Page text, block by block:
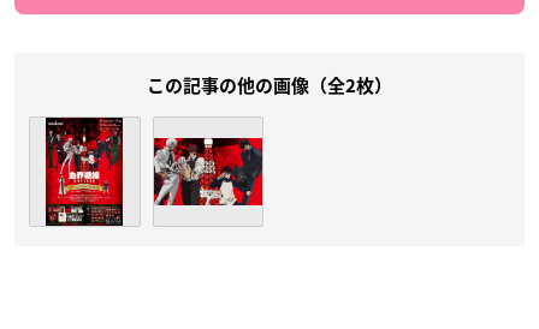
この記事の他の画像（全2枚）